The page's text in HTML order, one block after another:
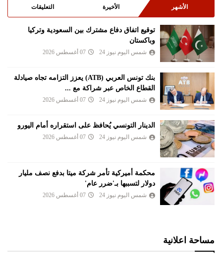
الأشهر الأخيرة التعليقات
توقيع اتفاق دفاع مشترك بين السعودية وتركيا
وباكستان
شمس اليوم نيوز 24 07 أغسطس 2026
بنك تونس العربي (ATB) يعزز التزامه تجاه صيادلة
القطاع الخاص عبر شراكة مع ...
شمس اليوم نيوز 24 07 أغسطس 2026
الدينار التونسي يُحافظ على استقراره أمام اليورو
شمس اليوم نيوز 24 07 أغسطس 2026
محكمة أميركية تأمر شركة ميتا بدفع نصف مليار
دولار لتسببها بـ'ضرر عام'
شمس اليوم نيوز 24 07 أغسطس 2026
مساحة اعلانية